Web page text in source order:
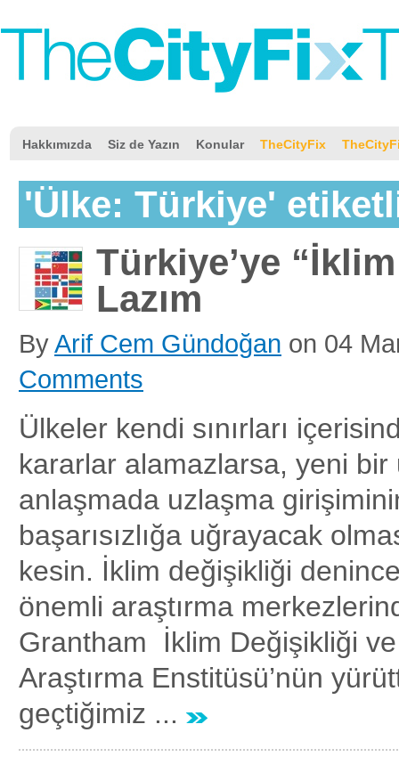
Hakkımızda Siz de Yazın Konular TheCityFix
'Ülke: Türkiye'
Türkiye’ye “İklim
Lazım
ByArif Cem Gündoğan on 04
Comments
Ülkeler kendi sınırları
kararlar alamazlarsa, yeni bir
anlaşmada uzlaşma
başarısızlığa uğrayacak
kesin. İklim değişikliği
önemli araştırma
Grantham İklim Değişikliği
Araştırma Enstitüsü’nün
geçtiğimiz ...